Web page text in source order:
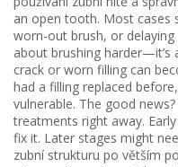
an open tooth. Most cases
worn-out brush, or
about brushing harder—it’s
crack or worn filling can
had a filling replaced
vulnerable. The good
treatments right away.
fix it. Later stages might
zubní strukturu po větším